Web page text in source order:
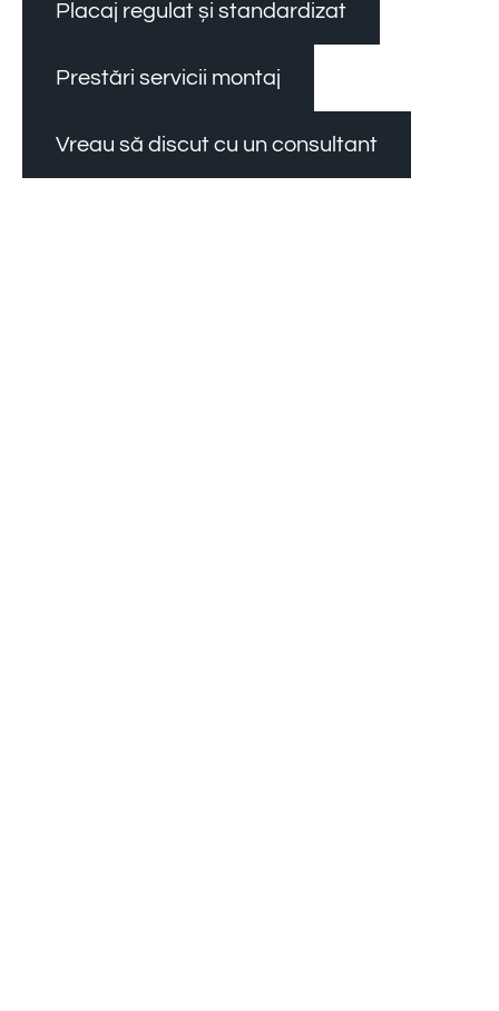
Placaj regulat și standardizat
Prestări servicii montaj
Vreau să discut cu un consultant